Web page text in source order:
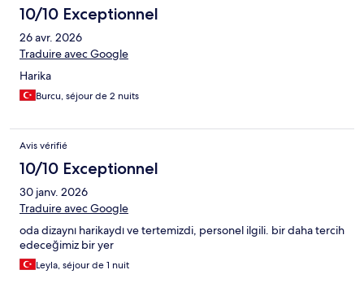
10/10 Exceptionnel
26 avr. 2026
Traduire avec Google
Harika
Burcu, séjour de 2 nuits
Avis vérifié
10/10 Exceptionnel
30 janv. 2026
Traduire avec Google
oda dizaynı harikaydı ve tertemizdi, personel ilgili. bir daha tercih
edeceğimiz bir yer
Leyla, séjour de 1 nuit